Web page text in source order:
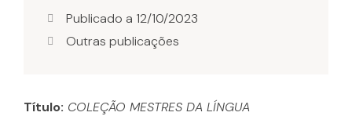
Publicado a 12/10/2023
Outras publicações
Título: COLEÇÃO MESTRES DA LÍNGUA